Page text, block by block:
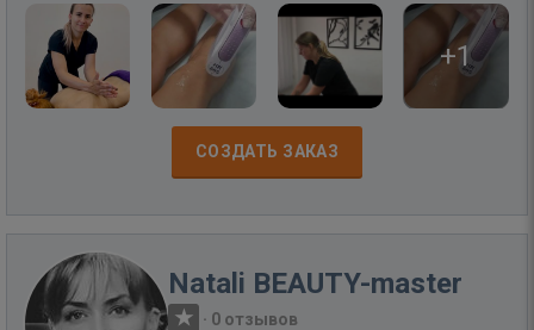
+1
СОЗДАТЬ ЗАКАЗ
Natali BEAUTY-master
· 0 отзывов